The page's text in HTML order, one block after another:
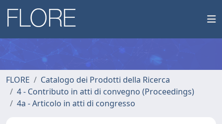
FLORE
Catalogo dei Prodotti della Ricerca
4 - Contributo in atti di convegno (Proceedings)
4a - Articolo in atti di congresso